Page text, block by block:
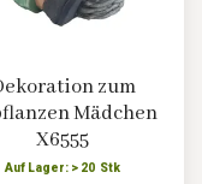
zum
Mädchen
X6555
Auf Lager: > 20 Stk